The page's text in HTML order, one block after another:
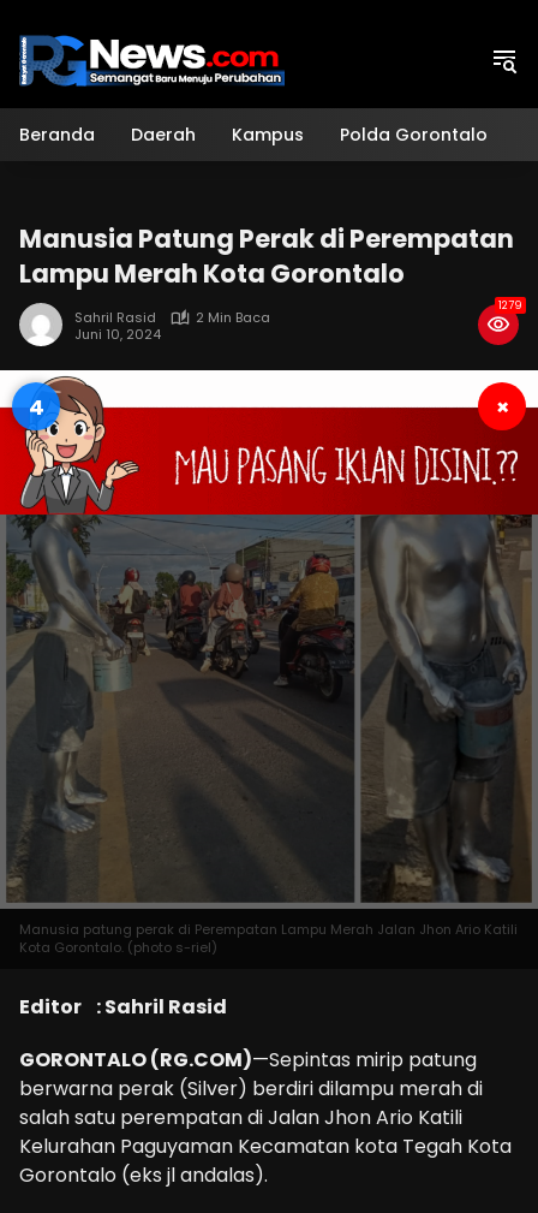
konten
Beranda Daerah Kampus Polda Gorontalo
Manusia Patung Perak di Perempatan
Lampu Merah Kota Gorontalo
Sahril Rasid
2 Min Baca
Juni 10, 2024
1279
4 ×
Manusia patung perak di Perempatan Lampu Merah Jalan Jhon Ario Katili
Kota Gorontalo. (photo s-riel)
Editor : Sahril Rasid
GORONTALO (RG.COM)—Sepintas mirip patung
berwarna perak (Silver) berdiri dilampu merah di
salah satu perempatan di Jalan Jhon Ario Katili
Kelurahan Paguyaman Kecamatan kota Tegah Kota
Gorontalo (eks jl andalas).